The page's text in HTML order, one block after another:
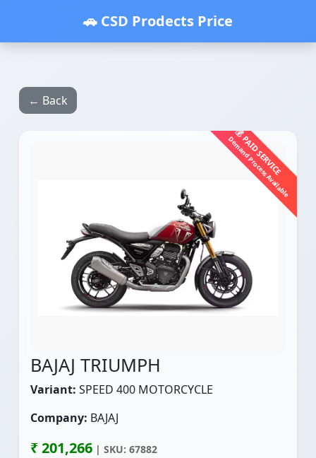
🚗 CSD Prodects Price
← Back
💰 PAID SERVICE
Demand Process Available
BAJAJ TRIUMPH
Variant: SPEED 400 MOTORCYCLE
Company: BAJAJ
₹ 201,266 | SKU: 67882